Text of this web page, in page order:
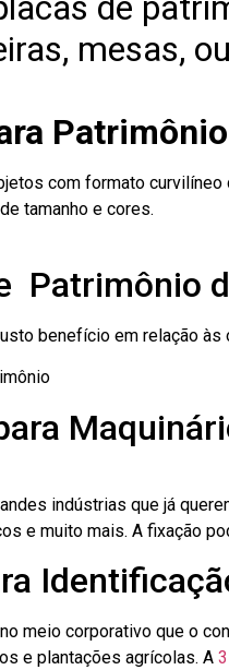
mesas,
com formato
tamanho e cores.
Patrimônio
benefício em relação
indústrias que já
e muito mais. A fixação
meio corporativo que o
e plantações agrícolas. A